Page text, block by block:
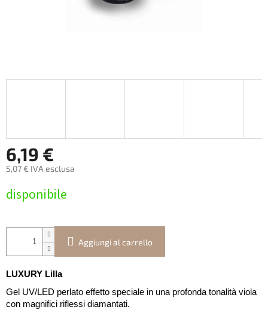
6,19 €
5,07 € IVA esclusa
della
disponibile
Aggiungi al carrello
LUXURY Lilla
Gel UV/LED perlato effetto speciale in una profonda tonalità viola
con magnifici riflessi diamantati.